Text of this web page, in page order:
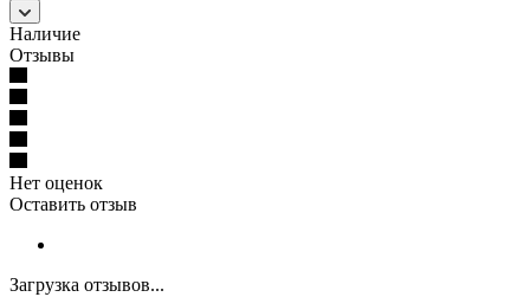
Наличие
Отзывы
Нет оценок
Оставить отзыв
Загрузка отзывов...